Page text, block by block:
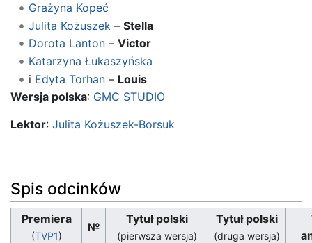
Grażyna Kopeć
Julita Kożuszek – Stella
Dorota Lanton– Victor
Katarzyna Łukaszyńska
i Edyta Torhan– Louis
Wersja polska: GMC STUDIO
Lektor: Julita Kożuszek-Borsuk
Spis odcinków
Premiera
(TVP1)
№
Tytuł polski
(pierwsza wersja)
Tytuł polski
(druga wersja)